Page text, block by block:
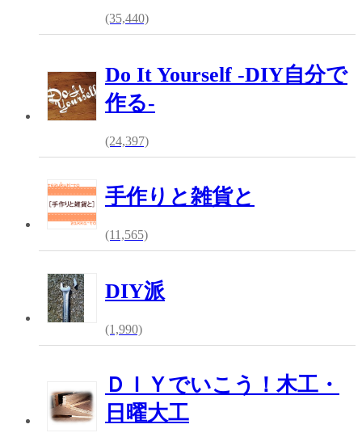
(35,440)
Do It Yourself -DIY自分で
作る-
(24,397)
手作りと雑貨と
(11,565)
DIY派
(1,990)
ＤＩＹでいこう！木工・
日曜大工